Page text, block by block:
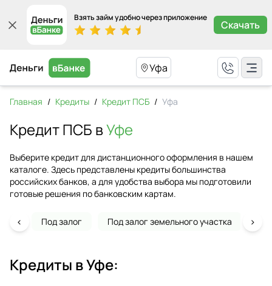
Взять займ удобно через приложение
Скачать
Уфа
Главная / Кредиты / Кредит ПСБ / Уфа
Кредит ПСБ вУфе
Выберите кредит для дистанционного оформления в нашем
каталоге. Здесь представлены кредиты большинства
российских банков, а для удобства выбора мы подготовили
готовые решения по банковским картам.
Под залог Под залог земельного участка
‹ ›
Кредиты вУфе: